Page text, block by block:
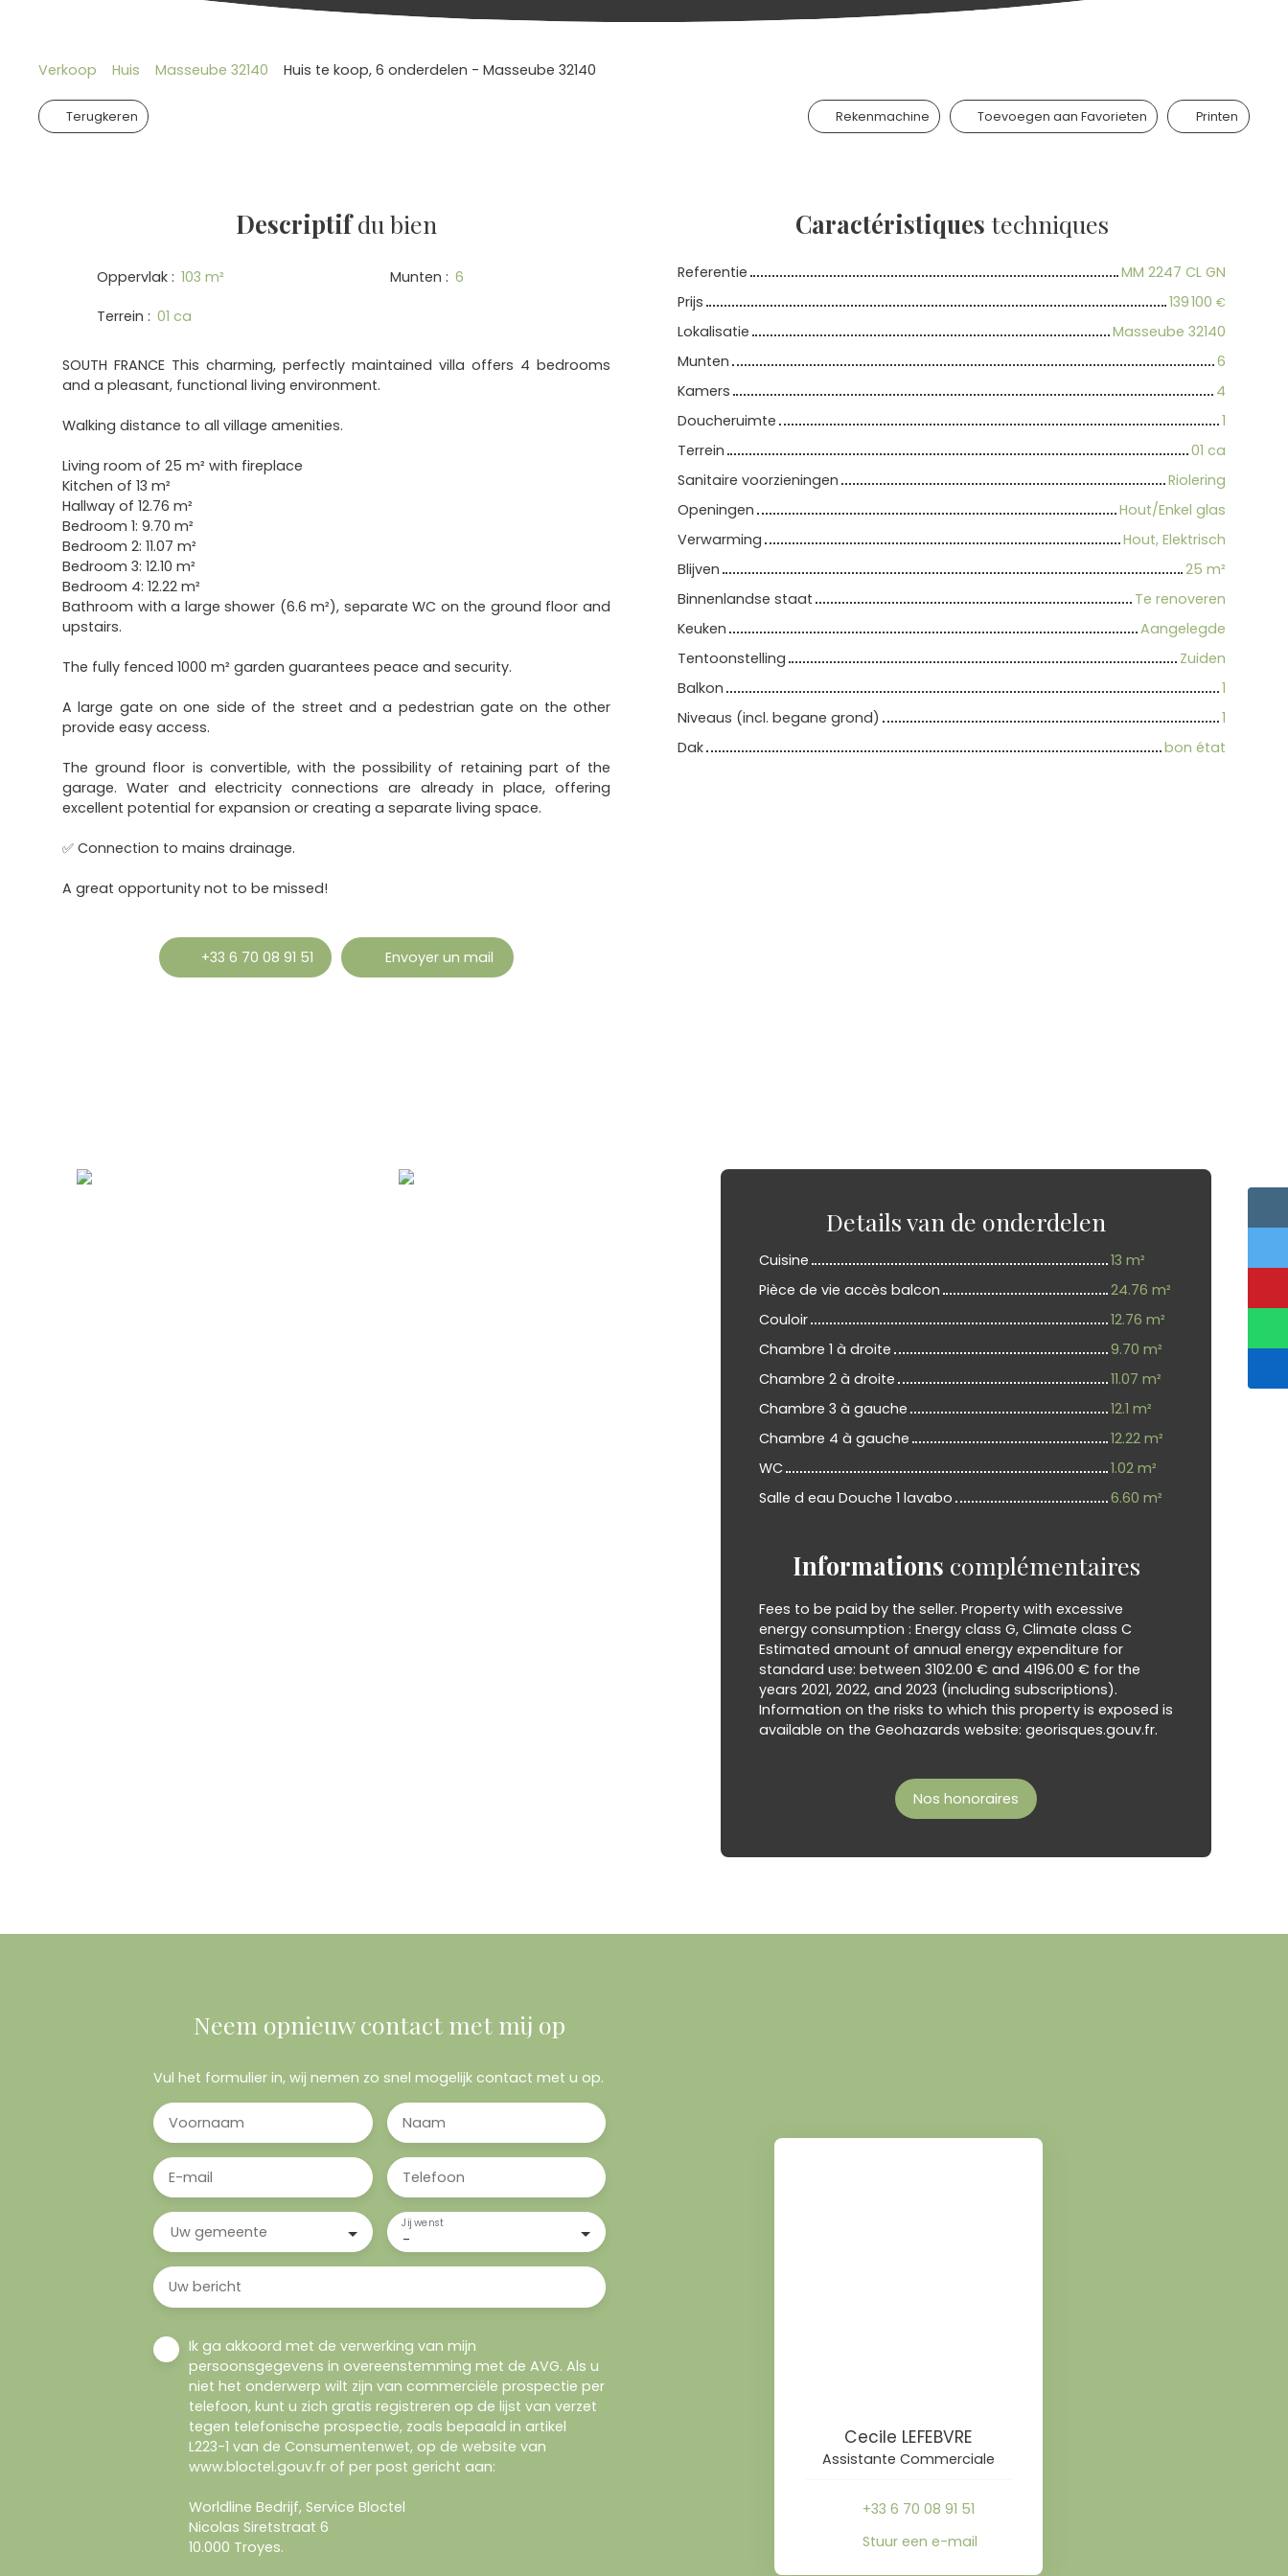
Verkoop Huis Masseube 32140 Huis te koop, 6 onderdelen - Masseube 32140
Terugkeren Rekenmachine Toevoegen aan Favorieten Printen
Descriptifdu bien
Oppervlak : 103 m² Munten : 6
Terrein : 01 ca
SOUTH FRANCE This charming, perfectly maintained villa offers 4 bedrooms
and a pleasant, functional living environment.
Walking distance to all village amenities.
Living room of 25 m² with fireplace
Kitchen of 13 m²
Hallway of 12.76 m²
Bedroom 1: 9.70 m²
Bedroom 2: 11.07 m²
Bedroom 3: 12.10 m²
Bedroom 4: 12.22 m²
Bathroom with a large shower (6.6 m²), separate WC on the ground floor and
upstairs.
The fully fenced 1000 m² garden guarantees peace and security.
A large gate on one side of the street and a pedestrian gate on the other
provide easy access.
The ground floor is convertible, with the possibility of retaining part of the
garage. Water and electricity connections are already in place, offering
excellent potential for expansion or creating a separate living space.
✅ Connection to mains drainage.
A great opportunity not to be missed!
+33 6 70 08 91 51 Envoyer un mail
Caractéristiques techniques
Referentie
MM 2247 CL GN
Prijs
139 100 €
Lokalisatie
Masseube 32140
Munten
6
Kamers
4
Doucheruimte
1
Terrein
01 ca
Sanitaire voorzieningen
Riolering
Openingen
Hout/Enkel glas
Verwarming
Hout, Elektrisch
Blijven
25 m²
Binnenlandse staat
Te renoveren
Keuken
Aangelegde
Tentoonstelling
Zuiden
Balkon
1
Niveaus (incl. begane grond)
1
Dak
bon état
Details van de onderdelen
Cuisine
13 m²
Pièce de vie accès balcon
24.76 m²
Couloir
12.76 m²
Chambre 1 à droite
9.70 m²
Chambre 2 à droite
11.07 m²
Chambre 3 à gauche
12.1 m²
Chambre 4 à gauche
12.22 m²
WC
1.02 m²
Salle d eau Douche 1 lavabo
6.60 m²
Informations complémentaires
Fees to be paid by the seller. Property with excessive
energy consumption : Energy class G, Climate class C
Estimated amount of annual energy expenditure for
standard use: between 3102.00 € and 4196.00 € for the
years 2021, 2022, and 2023 (including subscriptions).
Information on the risks to which this property is exposed is
available on the Geohazards website: georisques.gouv.fr.
Nos honoraires
Neem opnieuw contact met mij op
Vul het formulier in, wij nemen zo snel mogelijk contact met u op.
Voornaam Naam
E-mail Telefoon
Uw gemeente -
Jij wenst
Uw bericht
Ik ga akkoord met de verwerking van mijn
persoonsgegevens in overeenstemming met de AVG. Als u
niet het onderwerp wilt zijn van commerciële prospectie per
telefoon, kunt u zich gratis registreren op de lijst van verzet
tegen telefonische prospectie, zoals bepaald in artikel
L223-1 van de Consumentenwet, op de website van
www.bloctel.gouv.fr of per post gericht aan:
Worldline Bedrijf, Service Bloctel
Nicolas Siretstraat 6
10.000 Troyes.
Cecile LEFEBVRE
Assistante Commerciale
+33 6 70 08 91 51
Stuur een e-mail